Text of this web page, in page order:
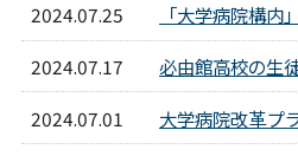
2024.07.25
「大学病院構内
2024.07.17
必由館高校の生
2024.07.01
大学病院改革プ